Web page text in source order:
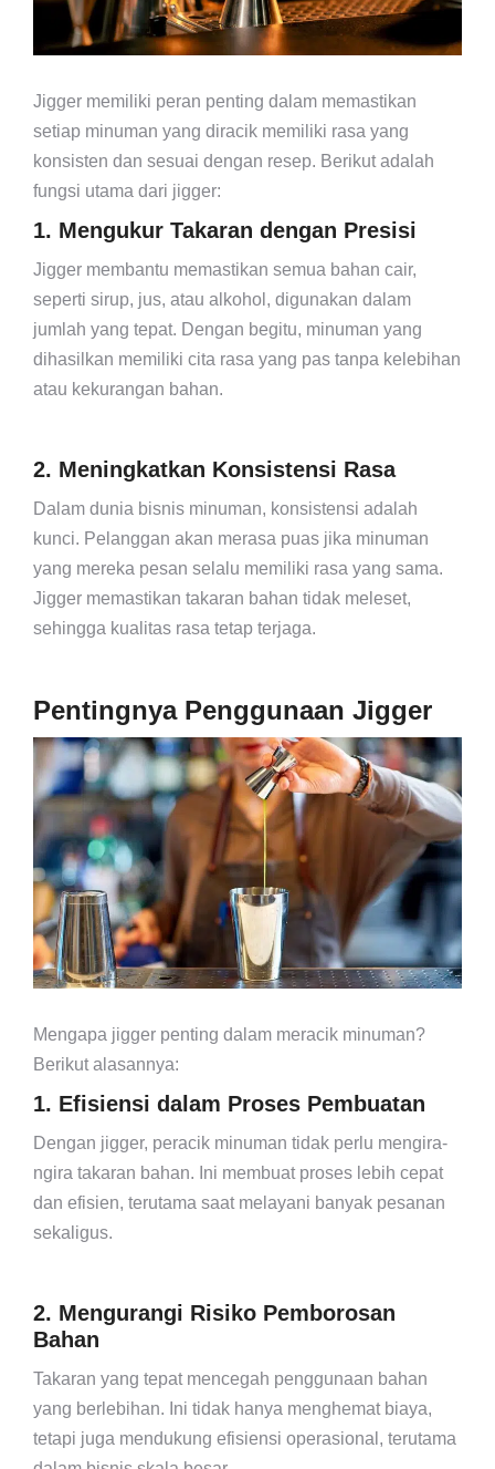
Jigger memiliki peran penting dalam memastikan
setiap minuman yang diracik memiliki rasa yang
konsisten dan sesuai dengan resep. Berikut adalah
fungsi utama dari jigger:
1. Mengukur Takaran dengan Presisi
Jigger membantu memastikan semua bahan cair,
seperti sirup, jus, atau alkohol, digunakan dalam
jumlah yang tepat. Dengan begitu, minuman yang
dihasilkan memiliki cita rasa yang pas tanpa kelebihan
atau kekurangan bahan.
2. Meningkatkan Konsistensi Rasa
Dalam dunia bisnis minuman, konsistensi adalah
kunci. Pelanggan akan merasa puas jika minuman
yang mereka pesan selalu memiliki rasa yang sama.
Jigger memastikan takaran bahan tidak meleset,
sehingga kualitas rasa tetap terjaga.
Pentingnya Penggunaan Jigger
Mengapa jigger penting dalam meracik minuman?
Berikut alasannya:
1. Efisiensi dalam Proses Pembuatan
Dengan jigger, peracik minuman tidak perlu mengira-
ngira takaran bahan. Ini membuat proses lebih cepat
dan efisien, terutama saat melayani banyak pesanan
sekaligus.
2. Mengurangi Risiko Pemborosan
Bahan
Takaran yang tepat mencegah penggunaan bahan
yang berlebihan. Ini tidak hanya menghemat biaya,
tetapi juga mendukung efisiensi operasional, terutama